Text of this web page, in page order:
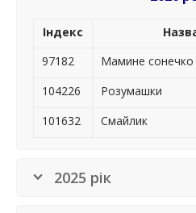
Індекс
97182
Мамине сонечко
104226
Розумашки
101632
Смайлик
2025 рік